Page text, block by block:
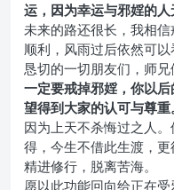
运，因为幸运与邪婬的人
未来的路还很长，我相
顺利，风雨过后依然可以
恳切的一切朋友们，师兄
一定要戒掉邪婬，你以
望得到大家的认可与尊重
因为上天不杀悔过之人
得，今生不借此生渡，
精进修行，脱离苦海。
愿以此功能回向给正在